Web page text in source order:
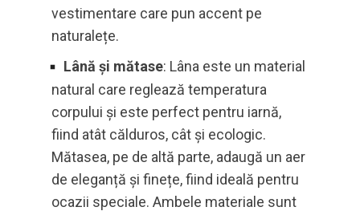
vestimentare care pun accent pe
naturalețe.
Lână și mătase: Lâna este un material
natural care reglează temperatura
corpului și este perfect pentru iarnă,
fiind atât călduros, cât și ecologic.
Mătasea, pe de altă parte, adaugă un aer
de eleganță și finețe, fiind ideală pentru
ocazii speciale. Ambele materiale sunt